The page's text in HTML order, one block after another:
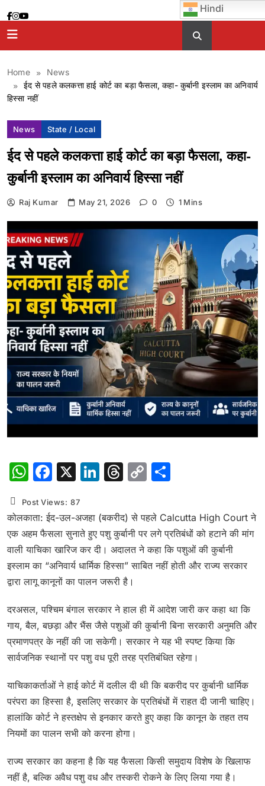
to
content
Home
News
ईद से पहले कलकत्ता हाई कोर्ट का बड़ा फैसला, कहा- कुर्बानी इस्लाम का अनिवार्य
हिस्सा नहीं
News State / Local
ईद से पहले कलकत्ता हाई कोर्ट का बड़ा फैसला, कहा-
कुर्बानी इस्लाम का अनिवार्य हिस्सा नहीं
Raj Kumar May 21, 2026 0 1 Mins
WhatsApp
Facebook
X LinkedIn
Threads
Copy
Post Views: 87
कोलकाता: ईद-उल-अजहा (बकरीद) से पहले Calcutta High Court ने
एक अहम फैसला सुनाते हुए पशु कुर्बानी पर लगे प्रतिबंधों को हटाने की मांग
वाली याचिका खारिज कर दी। अदालत ने कहा कि पशुओं की कुर्बानी
इस्लाम का “अनिवार्य धार्मिक हिस्सा” साबित नहीं होती और राज्य सरकार
द्वारा लागू कानूनों का पालन जरूरी है।
दरअसल, पश्चिम बंगाल सरकार ने हाल ही में आदेश जारी कर कहा था कि
गाय, बैल, बछड़ा और भैंस जैसे पशुओं की कुर्बानी बिना सरकारी अनुमति और
प्रमाणपत्र के नहीं की जा सकेगी। सरकार ने यह भी स्पष्ट किया कि
सार्वजनिक स्थानों पर पशु वध पूरी तरह प्रतिबंधित रहेगा।
याचिकाकर्ताओं ने हाई कोर्ट में दलील दी थी कि बकरीद पर कुर्बानी धार्मिक
परंपरा का हिस्सा है, इसलिए सरकार के प्रतिबंधों में राहत दी जानी चाहिए।
हालांकि कोर्ट ने हस्तक्षेप से इनकार करते हुए कहा कि कानून के तहत तय
नियमों का पालन सभी को करना होगा।
राज्य सरकार का कहना है कि यह फैसला किसी समुदाय विशेष के खिलाफ
नहीं है, बल्कि अवैध पशु वध और तस्करी रोकने के लिए लिया गया है।
Hindi